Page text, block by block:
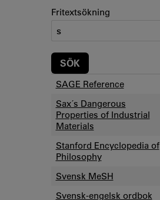
Fritextsökning
SAGE Reference
Sax´s Dangerous
Properties of Industrial
Materials
Stanford Encyclopedia of
Philosophy
Svensk MeSH
Svensk-engelsk ordbok